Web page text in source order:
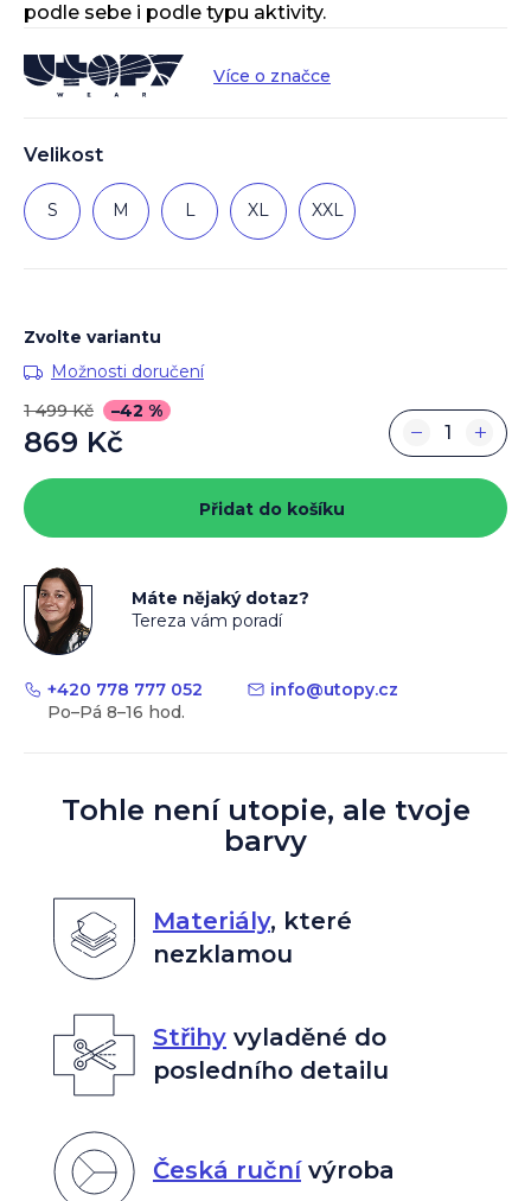
Velikost
S M L XL XXL
podle sebe i podle typu aktivity.
Více o značce
Zvolte variantu
Možnosti doručení
1 499 Kč
–42 %
869 Kč
cena:
+
−
Přidat do košíku
Máte nějaký dotaz?
Tereza vám poradí
+420 778 777 052 info@utopy.cz
Tohle není utopie, ale tvoje
barvy
Materiály, které
nezklamou
Střihyvyladěné do
posledního detailu
Česká ručnívýroba